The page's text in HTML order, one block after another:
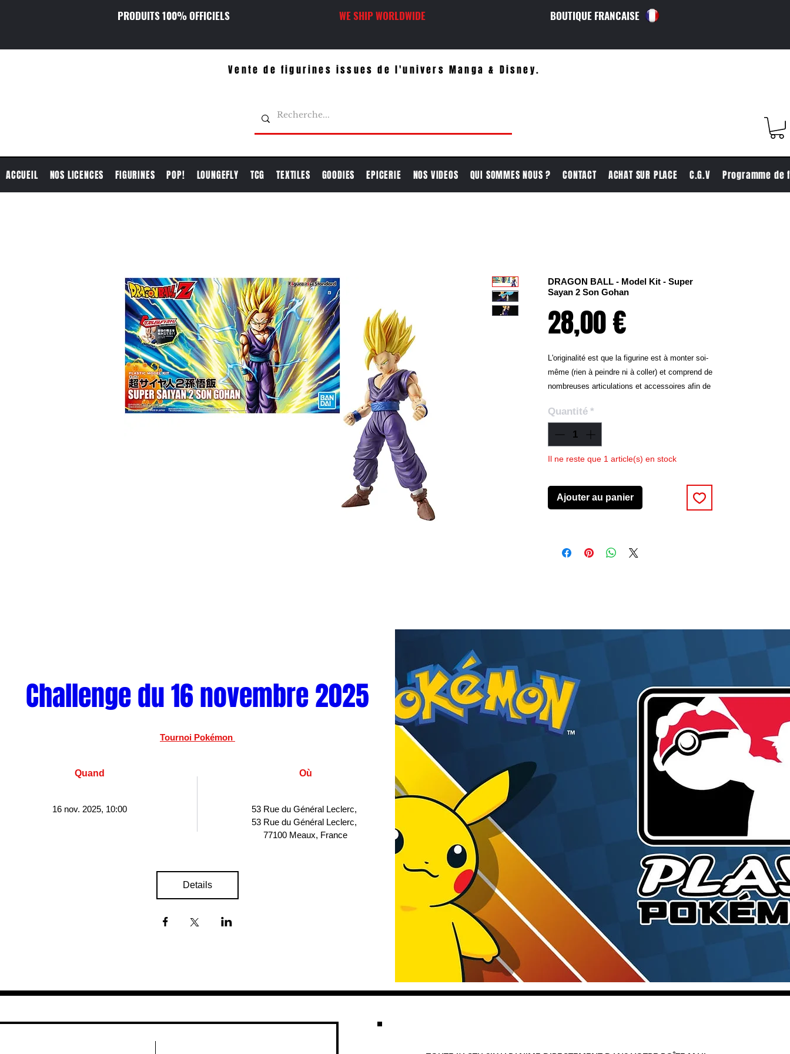
PRODUITS 100% OFFICIELS WE SHIP WORLDWIDE BOUTIQUE FRANCAISE
Vente de figurines issues de l'univers Manga & Disney.
ACCUEIL NOS LICENCES FIGURINES POP! LOUNGEFLY TCG TEXTILES GOODIES EPICERIE NOS VIDEOS QUI SOMMES NOUS ? CONTACT ACHAT SUR PLACE C.G.V Programme de
DRAGON BALL - Model Kit - Super
Sayan 2 Son Gohan
28,00 €
L'originalité est que la figurine est à monter soi-
même (rien à peindre ni à coller) et comprend de
nombreuses articulations et accessoires afin de
La figurine est en PVC.
TOUS ! « sans colle ni peinture »
propriétés essentielles :
- les pièces sont emboîtables
Quantité *
Il ne reste que 1 article(s) en stock
Ajouter au panier
Challenge du 16 novembre 2025
Tournoi Pokémon
Quand
16 nov. 2025, 10:00
Où
53 Rue du Général Leclerc,
53 Rue du Général Leclerc,
77100 Meaux, France
Details